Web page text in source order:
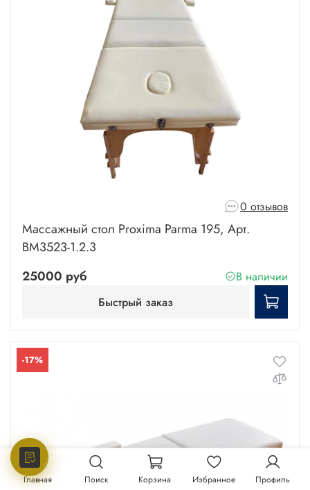
0 отзывов
Массажный стол Proxima Parma 195, Арт.
BM3523-1.2.3
25000 руб
В наличии
Быстрый заказ
-17%
Главная Поиск Корзина Избранное Профиль